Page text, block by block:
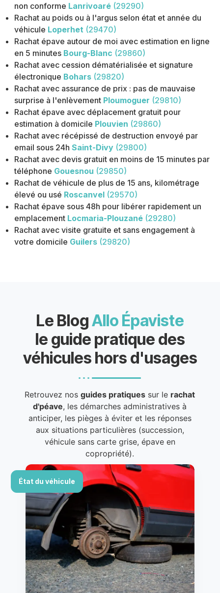
non conforme Lanrivoaré (29290)
Rachat au poids ou à l'argus selon état et année du
véhicule Loperhet (29470)
Rachat épave autour de moi avec estimation en ligne
en 5 minutes Bourg-Blanc (29860)
Rachat avec cession dématérialisée et signature
électronique Bohars (29820)
Rachat avec assurance de prix : pas de mauvaise
surprise à l'enlèvement Ploumoguer (29810)
Rachat épave avec déplacement gratuit pour
estimation à domicile Plouvien (29860)
Rachat avec récépissé de destruction envoyé par
email sous 24h Saint-Divy (29800)
Rachat avec devis gratuit en moins de 15 minutes par
téléphone Gouesnou (29850)
Rachat de véhicule de plus de 15 ans, kilométrage
élevé ou usé Roscanvel (29570)
Rachat épave sous 48h pour libérer rapidement un
emplacement Locmaria-Plouzané (29280)
Rachat avec visite gratuite et sans engagement à
votre domicile Guilers (29820)
Le BlogAllo Épaviste
le guide pratique des
véhicules hors d'usages
Retrouvez nosguides pratiques sur le rachat
d'péave, les démarches administratives à
anticiper, les pièges à éviter et les réponses
aux situations particulières (succession,
véhicule sans carte grise, épave en
copropriété).
État du véhicule